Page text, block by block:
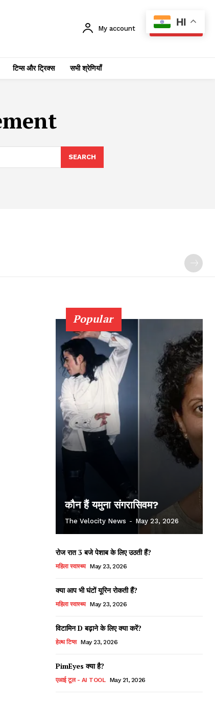
My account SUBSCRIBE
टिप्स और ट्रिक्स सभी श्रेणियाँ
SEARCH
Popular
कौन हैं यमुना संगरासिवम?
The Velocity News - May 23, 2026
रोज रात 3 बजे पेशाब के लिए उठती हैं?
महिला स्वास्थ्य May 23, 2026
क्या आप भी घंटों यूरिन रोकती हैं?
महिला स्वास्थ्य May 23, 2026
विटामिन D बढ़ाने के लिए क्या करें?
हेल्थ टिप्स May 23, 2026
PimEyes क्या है?
एआई टूल - AI TOOL May 21, 2026
HI